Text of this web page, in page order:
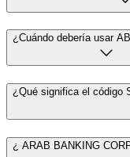
¿Cuándo debería usar
¿Qué significa el código
¿ ARAB BANKING